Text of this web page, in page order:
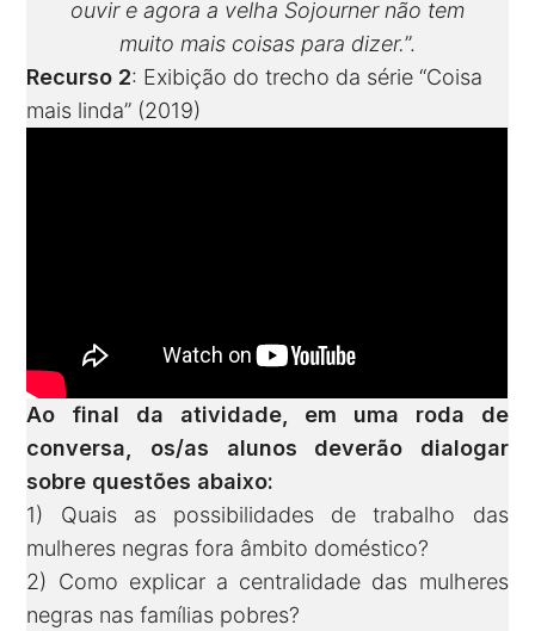
ouvir e agora a velha Sojourner não tem
muito mais coisas para dizer.”.
Recurso 2: Exibição do trecho da série “Coisa
mais linda” (2019)
Ao final da atividade, em uma roda de
conversa, os/as alunos deverão dialogar
sobre questões abaixo:
1) Quais as possibilidades de trabalho das
mulheres negras fora âmbito doméstico?
2) Como explicar a centralidade das mulheres
negras nas famílias pobres?